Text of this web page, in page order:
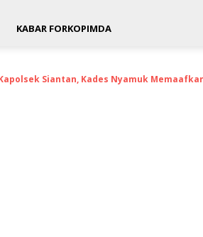
KABAR FORKOPIMDA
Siantan, Kades Nyamuk